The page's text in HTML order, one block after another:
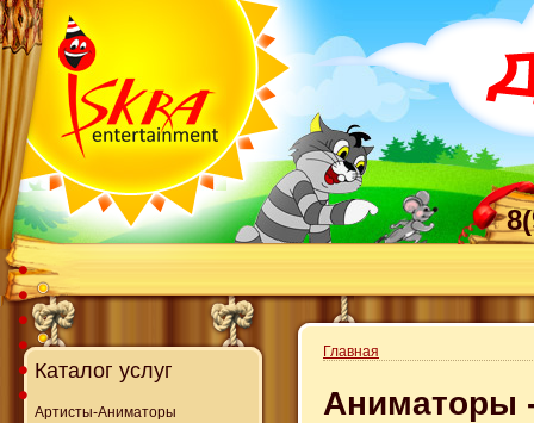
Каталог услуг
Артисты-Аниматоры
Главная
Аниматоры